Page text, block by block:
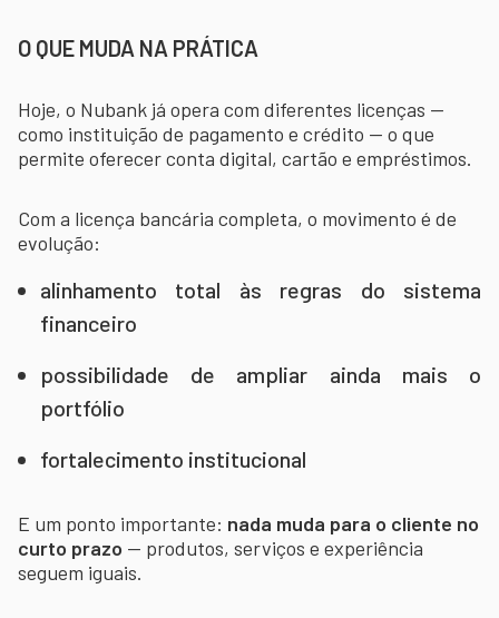
O QUE MUDA NA PRÁTICA
Hoje, o Nubank já opera com diferentes licenças —
como instituição de pagamento e crédito — o que
permite oferecer conta digital, cartão e empréstimos.
Com a licença bancária completa, o movimento é de
evolução:
alinhamento total às regras do sistema
financeiro
possibilidade de ampliar ainda mais o
portfólio
fortalecimento institucional
E um ponto importante: nada muda para o cliente no
curto prazo — produtos, serviços e experiência
seguem iguais.